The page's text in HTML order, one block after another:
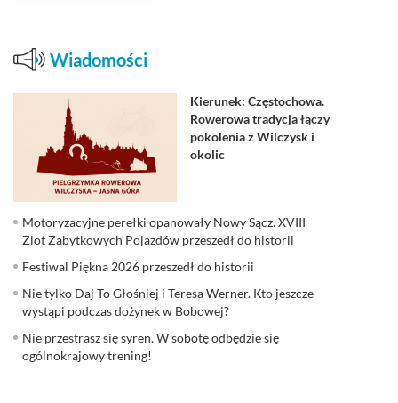
Wiadomości
Kierunek: Częstochowa.
Rowerowa tradycja łączy
pokolenia z Wilczysk i
okolic
Motoryzacyjne perełki opanowały Nowy Sącz. XVIII
Zlot Zabytkowych Pojazdów przeszedł do historii
Festiwal Piękna 2026 przeszedł do historii
Nie tylko Daj To Głośniej i Teresa Werner. Kto jeszcze
wystąpi podczas dożynek w Bobowej?
Nie przestrasz się syren. W sobotę odbędzie się
ogólnokrajowy trening!